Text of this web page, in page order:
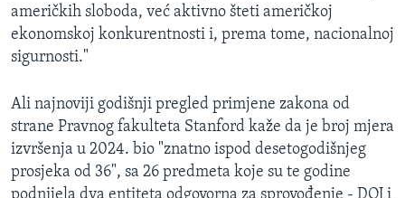
američkih sloboda, već aktivno šteti američkoj
ekonomskoj konkurentnosti i, prema tome, nacionalnoj
sigurnosti."
Ali najnoviji godišnji pregled primjene zakona od
strane Pravnog fakulteta Stanford kaže da je broj mjera
izvršenja u 2024. bio "znatno ispod desetogodišnjeg
prosjeka od 36", sa 26 predmeta koje su te godine